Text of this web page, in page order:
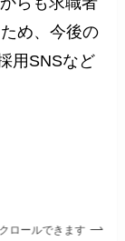
め、今後の
用SNSなど
クロールできます